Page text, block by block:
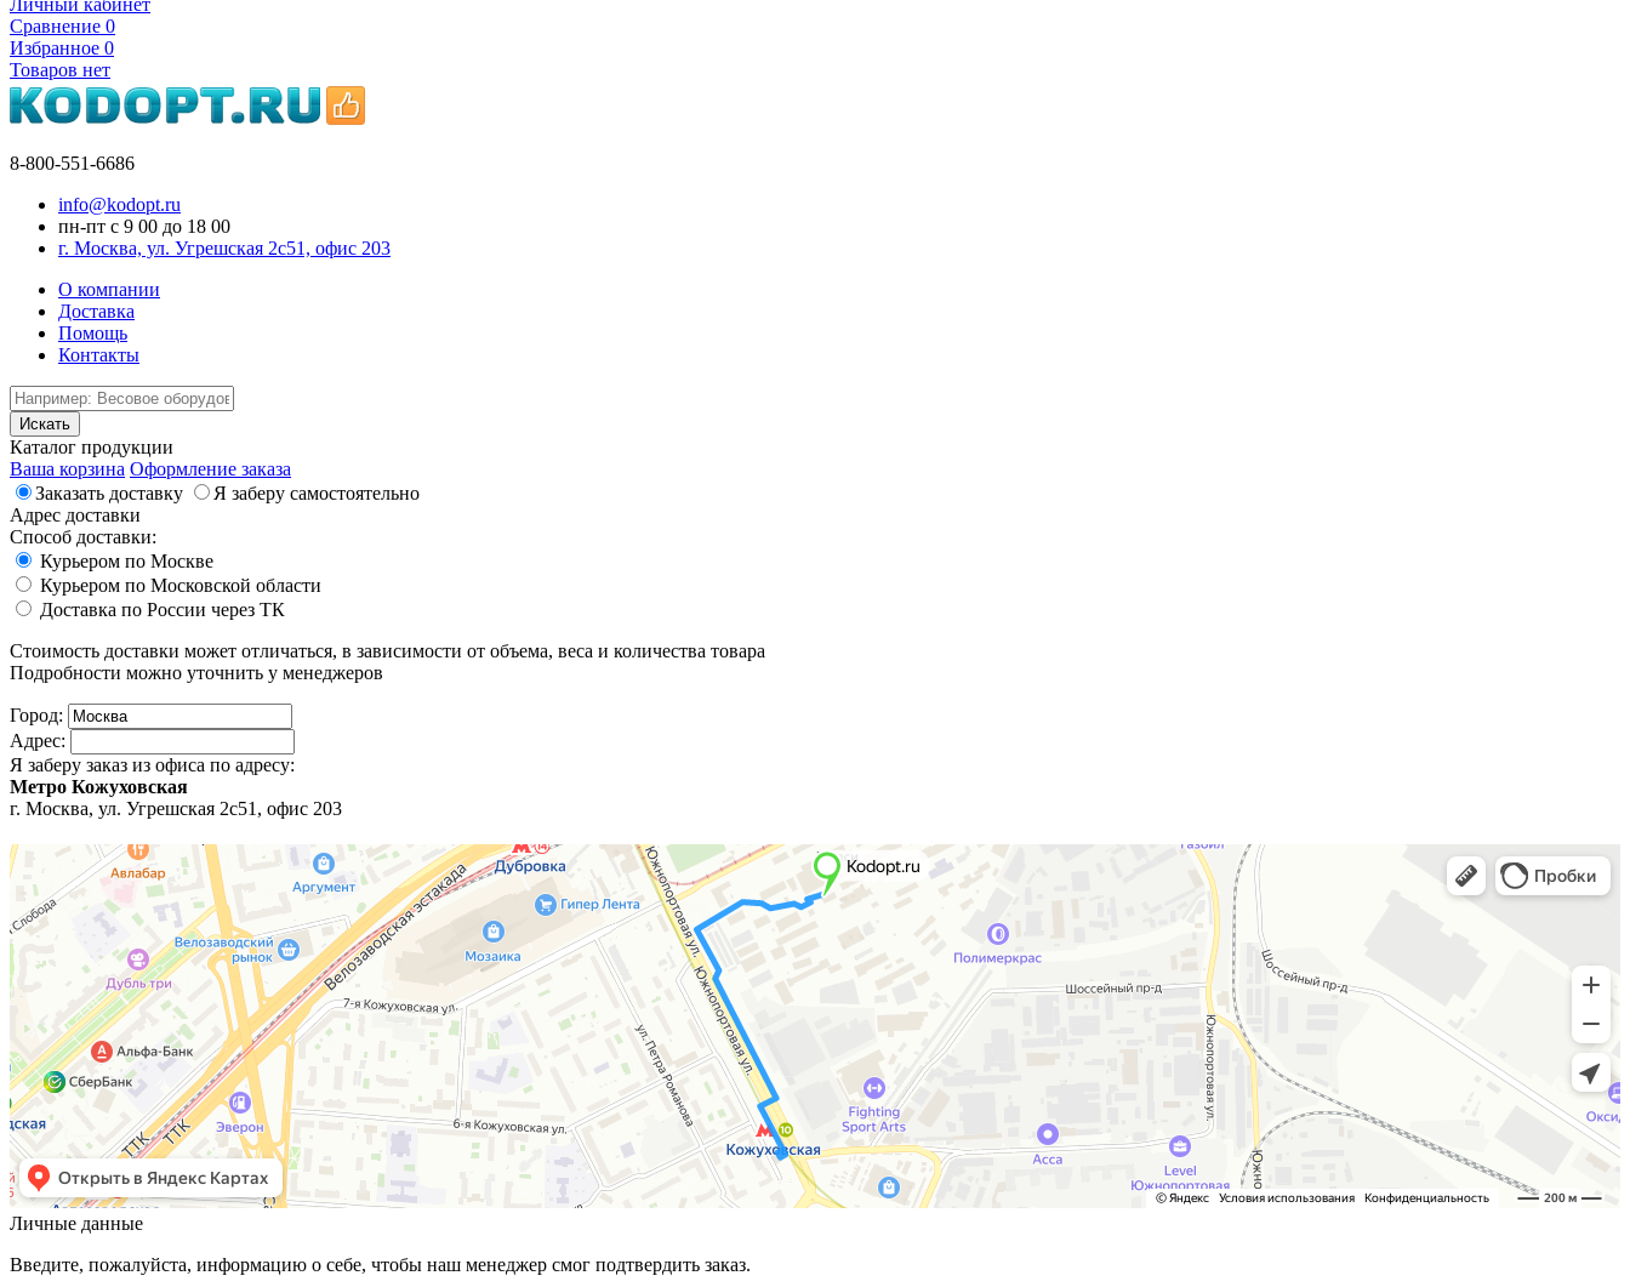
Личный кабинет
Сравнение 0
Избранное 0
Товаров нет
8-800-551-6686
info@kodopt.ru
пн-пт с 9 00 до 18 00
г. Москва, ул. Угрешская 2с51, офис 203
О компании
Доставка
Помощь
Контакты
Каталог продукции
Ваша корзина Оформление заказа
Заказать доставку
Я заберу самостоятельно
Адрес доставки
Способ доставки:
Курьером по Москве
Курьером по Московской области
Доставка по России через ТК
Стоимость доставки может отличаться, в зависимости от объема, веса и количества товара
Подробности можно уточнить у менеджеров
Город:
Адрес:
Я заберу заказ из офиса по адресу:
Метро Кожуховская
г. Москва, ул. Угрешская 2с51, офис 203
Личные данные
Введите, пожалуйста, информацию о себе, чтобы наш менеджер смог подтвердить заказ.